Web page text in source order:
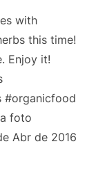
with
this time!
Enjoy it!
#organicfood
foto
Abr de 2016